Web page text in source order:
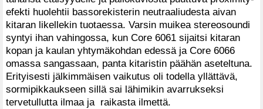
efekti huolehtii bassorekisterin neutraaliudesta aivan
kitaran likellekin tuotaessa. Varsin muikea stereosoundi
syntyi ihan vahingossa, kun Core 6061 sijaitsi kitaran
kopan ja kaulan yhtymäkohdan edessä ja Core 6066
omassa sangassaan, panta kitaristin päähän aseteltuna.
Erityisesti jälkimmäisen vaikutus oli todella yllättävä,
sormipikkaukseen sillä sai lähimikin avarrukseksi
tervetullutta ilmaa ja raikasta ilmettä.